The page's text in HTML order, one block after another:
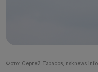
Фото: Сергей Тарасов, nsknews.info